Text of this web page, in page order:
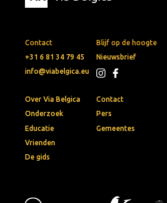
Contact
+31 6 81 34 79 45
info@viabelgica.eu
Blijf op de hoogte
Nieuwsbrief
Over Via Belgica
Onderzoek
Educatie
Vrienden
De gids
Contact
Pers
Gemeentes